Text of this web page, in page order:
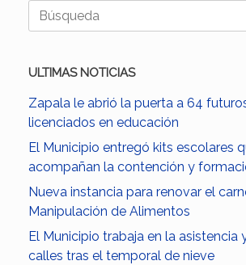
Buscar:
ULTIMAS NOTICIAS
Zapala le abrió la puerta a 64
licenciados en educación
El Municipio entregó kits escolares
acompañan la contención y
Nueva instancia para renovar el
Manipulación de Alimentos
El Municipio trabaja en la asistencia
calles tras el temporal de nieve